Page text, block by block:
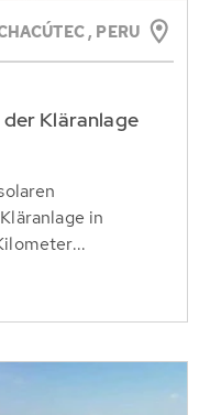
, PERU
Kläranlage
in